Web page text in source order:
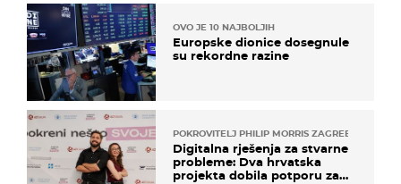
OVO JE 10 NAJBOLJIH
Europske dionice dosegnule
su rekordne razine
POKROVITELJ PHILIP MORRIS ZAGREB
Digitalna rješenja za stvarne
probleme: Dva hrvatska
projekta dobila potporu za